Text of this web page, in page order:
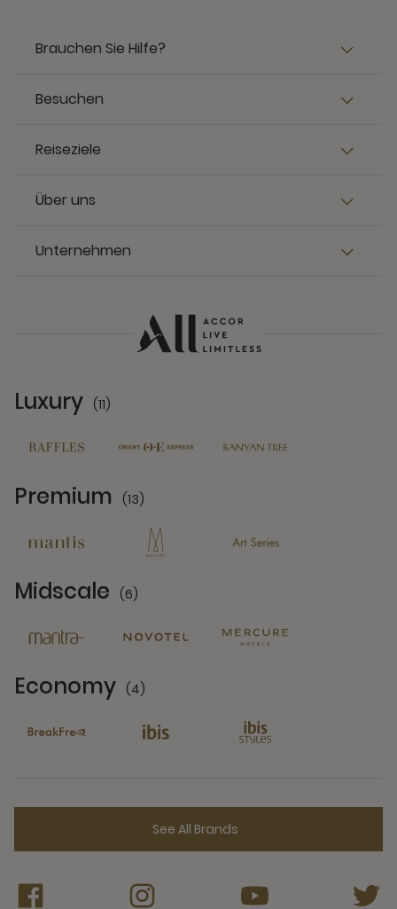
Brauchen Sie Hilfe?
Besuchen
Reiseziele
Über uns
Unternehmen
Luxury (11)
Premium (13)
Midscale (6)
Economy (4)
See All Brands